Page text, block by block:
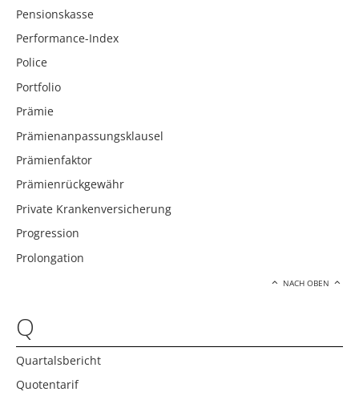
Pensionskasse
Performance-Index
Police
Portfolio
Prämie
Prämienanpassungsklausel
Prämienfaktor
Prämienrückgewähr
Private Krankenversicherung
Progression
Prolongation
NACH OBEN
Q
Quartalsbericht
Quotentarif